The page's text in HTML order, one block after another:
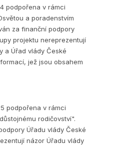
podpořena v rámci
a poradenstvím
za finanční podpory
projektu nereprezentují
a Úřad vlády České
jež jsou obsahem
podpořena v rámci
rodičovství".
Úřadu vlády České
názor Úřadu vlády